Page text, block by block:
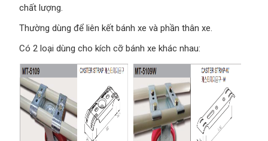
chất lượng.
Thường dùng để liên kết bánh xe và phần thân xe.
Có 2 loại dùng cho kích cỡ bánh xe khác nhau: